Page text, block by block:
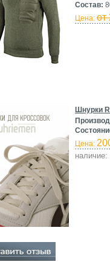
Состав:
Цена: от
Шнурки
Цена:
наличие: